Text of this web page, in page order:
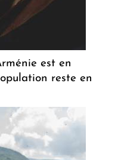
est en
reste en